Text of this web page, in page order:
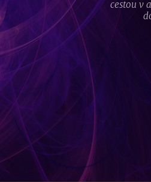
cestou v